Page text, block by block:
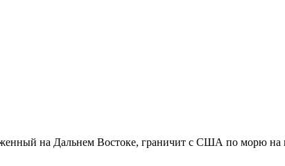
на Дальнем Востоке, граничит с США по морю на